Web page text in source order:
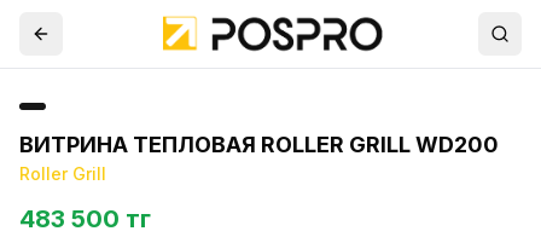
ВИТРИНА ТЕПЛОВАЯ ROLLER GRILL WD200
Roller Grill
483 500 тг